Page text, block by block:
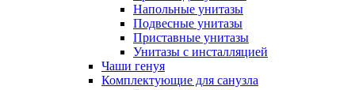
Напольные унитазы
Подвесные унитазы
Приставные унитазы
Унитазы с инсталляцией
Чаши генуя
Комплектующие для санузла